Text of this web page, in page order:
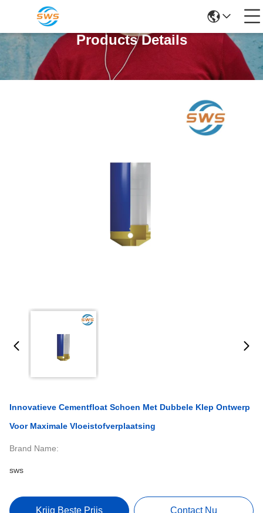
Products Details
Innovatieve Cementfloat Schoen Met Dubbele Klep Ontwerp
Voor Maximale Vloeistofverplaatsing
Brand Name:
sws
Krijg Beste Prijs Contact Nu